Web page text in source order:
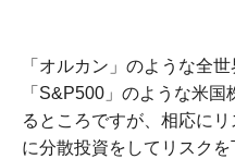
「オルカン」のような全世
「S&P500」のような米
るところですが、相応に
に分散投資をしてリスク